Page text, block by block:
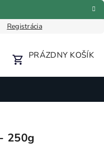
Reklamačný formulár
Registrácia
NÁKUPNÝ
PRÁZDNY KOŠÍK
250g